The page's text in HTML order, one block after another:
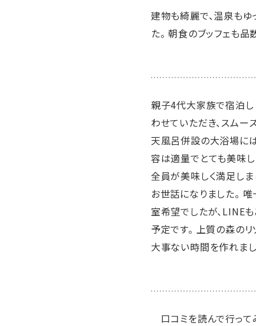
建物も綺麗で、温泉もゆ
た。 朝食のブッフェも品
親子4代大家族で宿泊し
わせていただき、スムー
天風呂併設の大浴場に
容は適量でとても美味し
全員が美味しく満足し
お世話になりました。
室希望でしたが、LINE
予定です。 上質の森の
大事ない時間を作れまし
口コミを読んで行って